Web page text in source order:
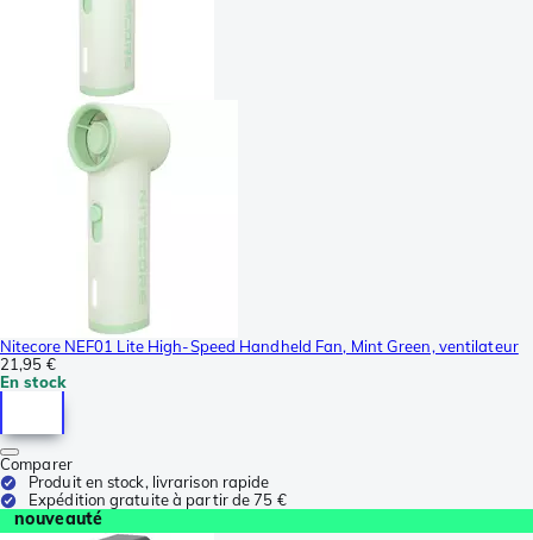
Nitecore NEF01 Lite High-Speed Handheld Fan, Mint Green, ventilateur
21,95 €
En stock
Comparer
Produit en stock, livrarison rapide
Expédition gratuite à partir de 75 €
nouveauté